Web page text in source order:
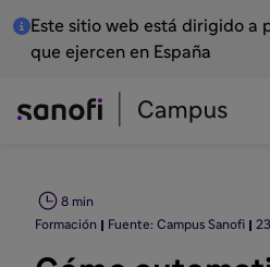
Este sitio web está dirigido a
que ejercen en España
Formación Fuente: Campus Sanofi
8 min